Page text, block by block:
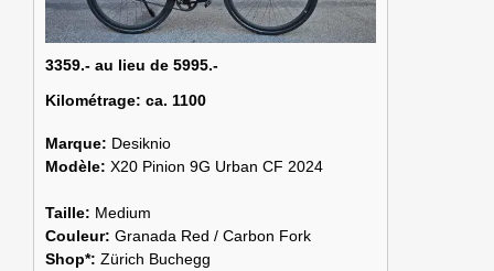
3359.- au lieu de 5995.-
Kilométrage: ca. 1100
Marque: Desiknio
Modèle: X20 Pinion 9G Urban CF 2024
Taille: Medium
Couleur: Granada Red / Carbon Fork
Shop*: Zürich Buchegg